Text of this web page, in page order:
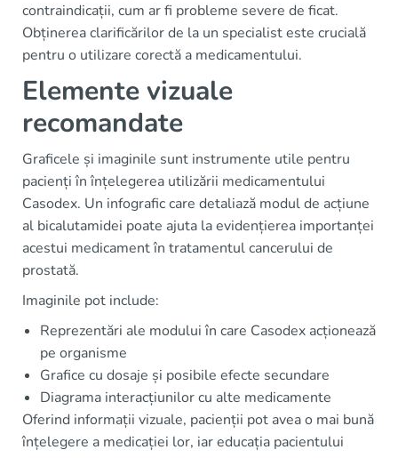
contraindicații, cum ar fi probleme severe de ficat.
Obținerea clarificărilor de la un specialist este crucială
pentru o utilizare corectă a medicamentului.
Elemente vizuale
recomandate
Graficele și imaginile sunt instrumente utile pentru
pacienți în înțelegerea utilizării medicamentului
Casodex. Un infografic care detaliază modul de acțiune
al bicalutamidei poate ajuta la evidențierea importanței
acestui medicament în tratamentul cancerului de
prostată.
Imaginile pot include:
Reprezentări ale modului în care Casodex acționează
pe organisme
Grafice cu dosaje și posibile efecte secundare
Diagrama interacțiunilor cu alte medicamente
Oferind informații vizuale, pacienții pot avea o mai bună
înțelegere a medicației lor, iar educația pacientului